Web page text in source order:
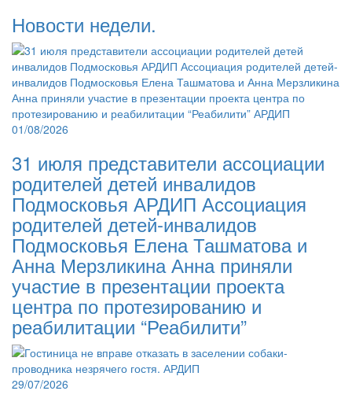
Новости недели.
01/08/2026
31 июля представители ассоциации
родителей детей инвалидов
Подмосковья АРДИП Ассоциация
родителей детей-инвалидов
Подмосковья Елена Ташматова и
Анна Мерзликина Анна приняли
участие в презентации проекта
центра по протезированию и
реабилитации “Реабилити”
29/07/2026